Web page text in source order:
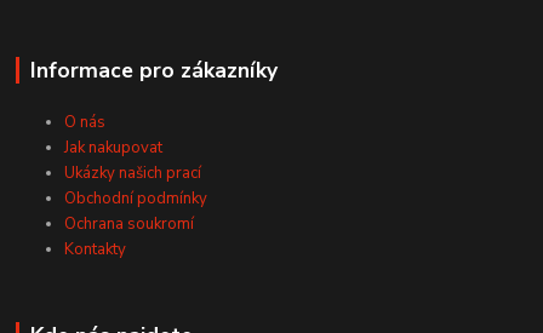
Informace pro zákazníky
O nás
Jak nakupovat
Ukázky našich prací
Obchodní podmínky
Ochrana soukromí
Kontakty